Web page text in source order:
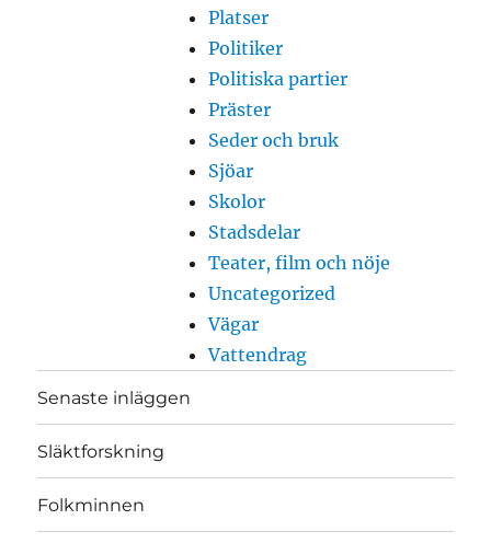
Platser
Politiker
Politiska partier
Präster
Seder och bruk
Sjöar
Skolor
Stadsdelar
Teater, film och nöje
Uncategorized
Vägar
Vattendrag
Senaste inläggen
Släktforskning
Folkminnen